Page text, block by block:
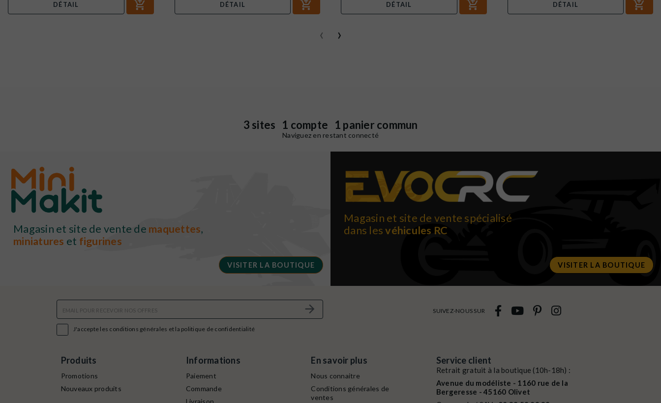
DÉTAIL DÉTAIL DÉTAIL DÉTAIL
‹ ›
3 sites 1 compte 1 panier commun
Naviguez en restant connecté
Magasin et site de vente de maquettes,
miniatures et figurines
VISITER LA BOUTIQUE
Magasin et site de vente spécialisé
dans lesvéhicules RC
VISITER LA BOUTIQUE
J'accepte les conditions générales et la politique de confidentialité
SUIVEZ-NOUS SUR
Produits
Promotions
Nouveaux produits
Informations
Paiement
Commande
En savoir plus
Nous connaitre
Conditions générales de
ventes
Service client
Retrait gratuit à la boutique (10h-18h) :
Avenue du modéliste - 1160 rue de la
Bergeresse - 45160 Olivet